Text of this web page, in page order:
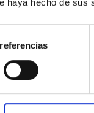
haya hecho de